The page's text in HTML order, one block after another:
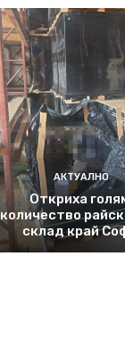
АКТУАЛНО
Откриха
количество
склад край